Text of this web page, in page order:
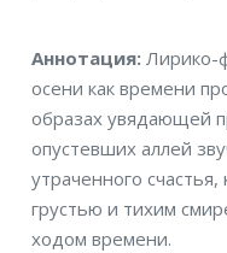
Аннотация
Аннотация:Лирико-
осени как времени
образах увядающей
опустевших аллей
утраченного
грустью и тихим
ходом времени.